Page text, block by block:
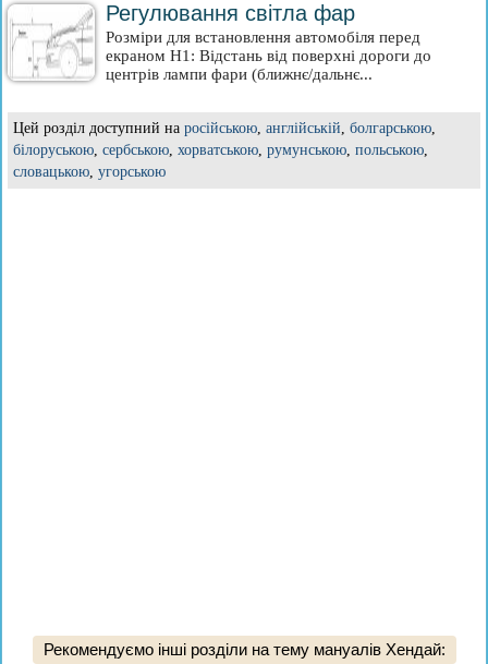
Регулювання світла фар
Розміри для встановлення автомобіля перед
екраном Н1: Відстань від поверхні дороги до
центрів лампи фари (ближнє/дальнє...
Цей розділ доступний на російською, англійській, болгарською,
білоруською, сербською, хорватською, румунською, польською,
словацькою, угорською
Рекомендуємо інші розділи на тему мануалів Хендай: